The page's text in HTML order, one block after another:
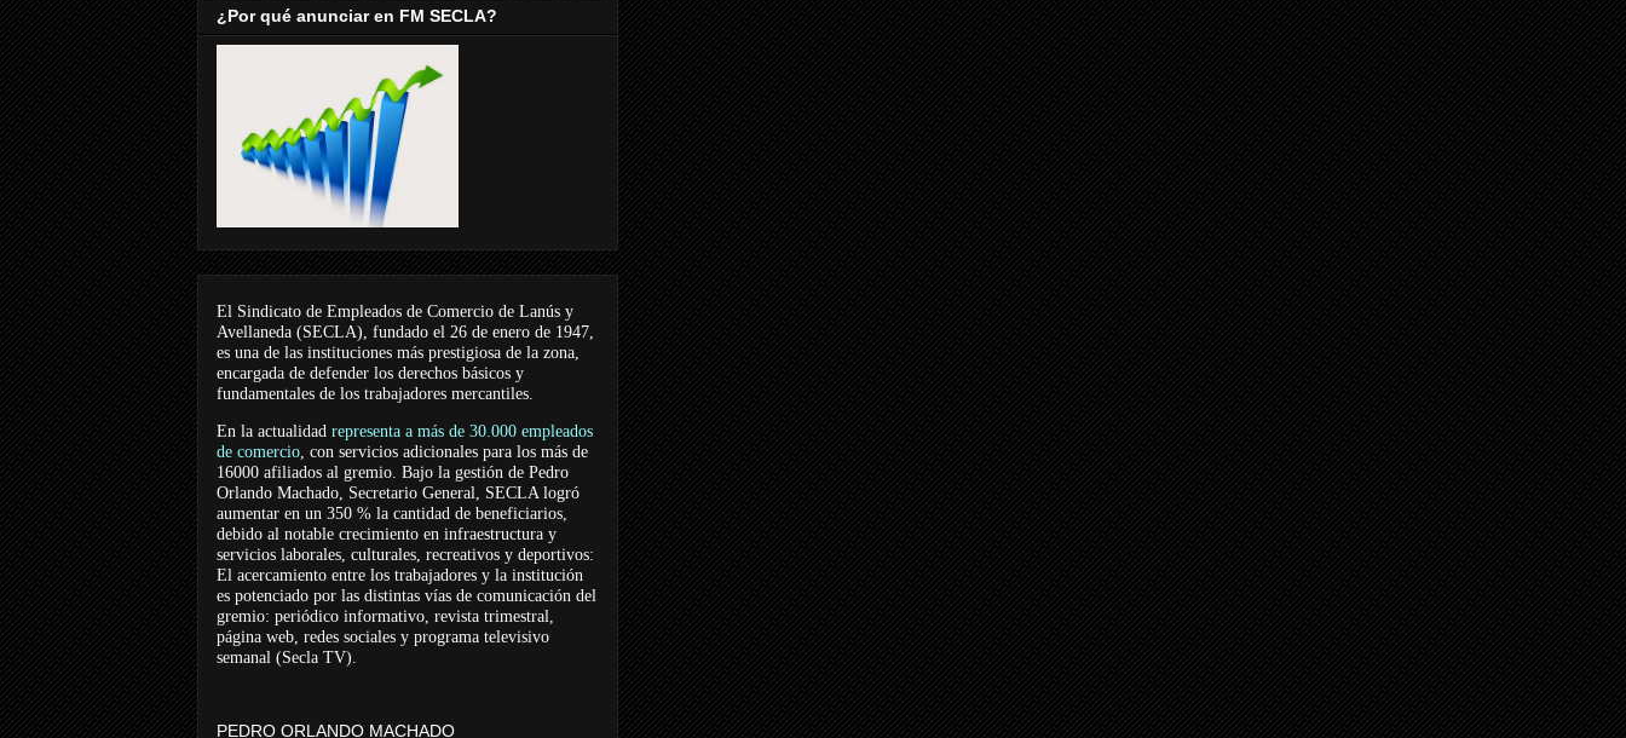
¿Por qué anunciar en FM SECLA?
El Sindicato de Empleados de Comercio de Lanús y
Avellaneda (SECLA), fundado el 26 de enero de 1947,
es una de las instituciones más prestigiosa de la zona,
encargada de defender los derechos básicos y
fundamentales de los trabajadores mercantiles.
En la actualidad representa a más de 30.000 empleados
de comercio, con servicios adicionales para los más de
16000 afiliados al gremio. Bajo la gestión de Pedro
Orlando Machado, Secretario General, SECLA logró
aumentar en un 350 % la cantidad de beneficiarios,
debido al notable crecimiento en infraestructura y
servicios laborales, culturales, recreativos y deportivos:
El acercamiento entre los trabajadores y la institución
es potenciado por las distintas vías de comunicación del
gremio: periódico informativo, revista trimestral,
página web, redes sociales y programa televisivo
semanal (Secla TV).
PEDRO ORLANDO MACHADO